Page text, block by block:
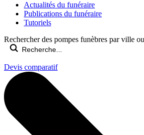
Actualités du funéraire
Publications du funéraire
Tutoriels
Rechercher des pompes funèbres par ville
Devis comparatif